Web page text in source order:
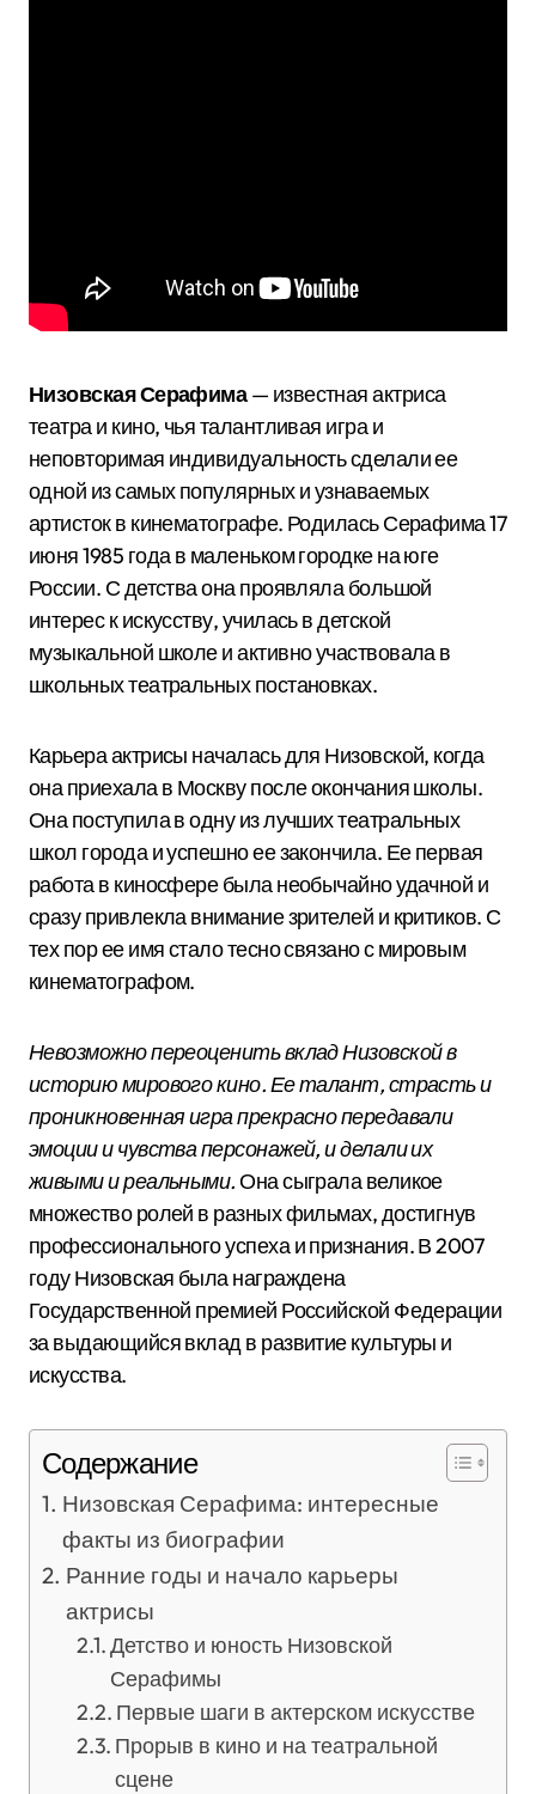
Низовская Серафима— известная актриса
театра и кино, чья талантливая игра и
неповторимая индивидуальность сделали ее
одной из самых популярных и узнаваемых
артисток в кинематографе. Родилась Серафима 17
июня 1985 года в маленьком городке на юге
России. С детства она проявляла большой
интерес к искусству, училась в детской
музыкальной школе и активно участвовала в
школьных театральных постановках.
Карьера актрисы началась для Низовской, когда
она приехала в Москву после окончания школы.
Она поступила в одну из лучших театральных
школ города и успешно ее закончила. Ее первая
работа в киносфере была необычайно удачной и
сразу привлекла внимание зрителей и критиков. С
тех пор ее имя стало тесно связано с мировым
кинематографом.
Невозможно переоценить вклад Низовской в
историю мирового кино. Ее талант, страсть и
проникновенная игра прекрасно передавали
эмоции и чувства персонажей, и делали их
живыми и реальными.Она сыграла великое
множество ролей в разных фильмах, достигнув
профессионального успеха и признания. В 2007
году Низовская была награждена
Государственной премией Российской Федерации
за выдающийся вклад в развитие культуры и
искусства.
Содержание
Низовская Серафима: интересные
факты из биографии
Ранние годы и начало карьеры
актрисы
Детство и юность Низовской
Серафимы
Первые шаги в актерском искусстве
Прорыв в кино и на театральной
сцене